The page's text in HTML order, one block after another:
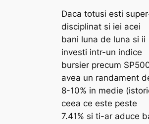
Daca totusi esti
disciplinat si iei acei
bani luna de luna si ii
investi intr-un indice
bursier precum
avea un randament
8-10% in medie
ceea ce este peste
7.41% si ti-ar aduce